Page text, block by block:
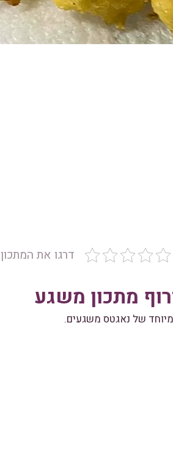
דרגו את המתכון
מתכון משגע
של נאגטס משגעים.